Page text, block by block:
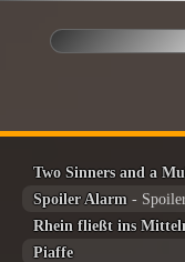
Two Sinners and a
Spoiler Alarm -
Rhein fließt ins
Piaffe